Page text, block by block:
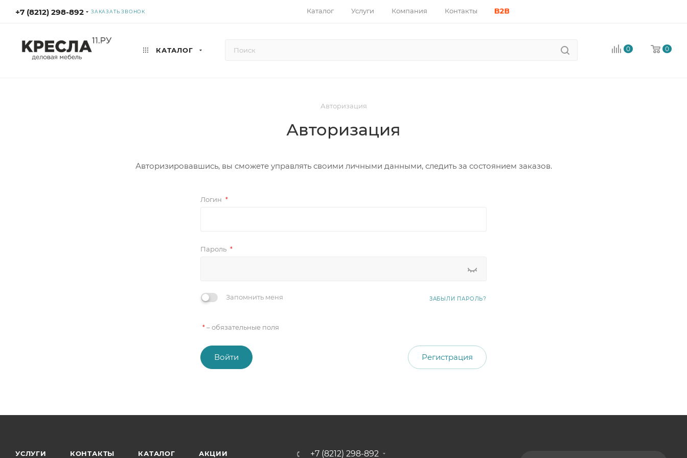
+7 (8212) 298-892 ЗАКАЗАТЬ ЗВОНОК Каталог Услуги Компания Контакты B2B
КАТАЛОГ 0 0
Авторизация
Авторизация
Авторизировавшись, вы сможете управлять своими личными данными, следить за состоянием заказов.
Логин *
Пароль *
Запомнить меня ЗАБЫЛИ ПАРОЛЬ?
* – обязательные поля
Войти Регистрация
УСЛУГИ КОНТАКТЫ КАТАЛОГ АКЦИИ +7 (8212) 298-892